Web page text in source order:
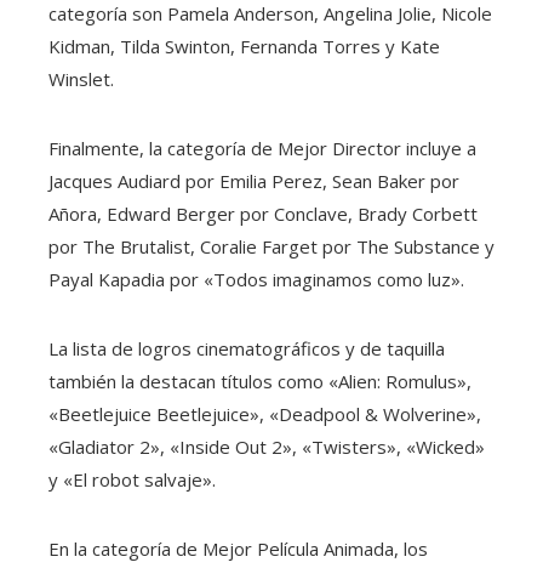
categoría son Pamela Anderson, Angelina Jolie, Nicole
Kidman, Tilda Swinton, Fernanda Torres y Kate
Winslet.
Finalmente, la categoría de Mejor Director incluye a
Jacques Audiard por Emilia Perez, Sean Baker por
Añora, Edward Berger por Conclave, Brady Corbett
por The Brutalist, Coralie Farget por The Substance y
Payal Kapadia por «Todos imaginamos como luz».
La lista de logros cinematográficos y de taquilla
también la destacan títulos como «Alien: Romulus»,
«Beetlejuice Beetlejuice», «Deadpool & Wolverine»,
«Gladiator 2», «Inside Out 2», «Twisters», «Wicked»
y «El robot salvaje».
En la categoría de Mejor Película Animada, los